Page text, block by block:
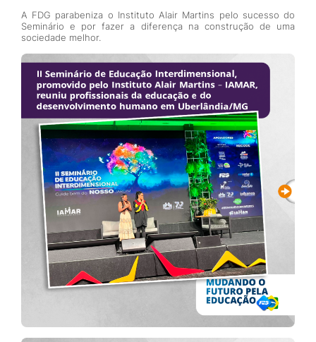
A FDG parabeniza o Instituto Alair Martins pelo sucesso do
Seminário e por fazer a diferença na construção de uma
sociedade melhor.